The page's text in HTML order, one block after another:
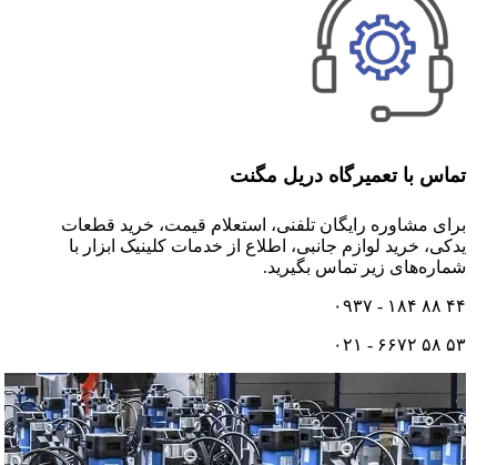
تماس با تعمیرگاه دریل مگنت
برای مشاوره رایگان تلفنی،‌ استعلام قیمت،‌ خرید قطعات
یدکی، خرید لوازم جانبی، اطلاع از خدمات کلینیک ابزار با
شماره‌های زیر تماس بگیرید.
۴۴ ۸۸ ۱۸۴ - ۰۹۳۷
۵۳ ۵۸ ۶۶۷۲ - ۰۲۱